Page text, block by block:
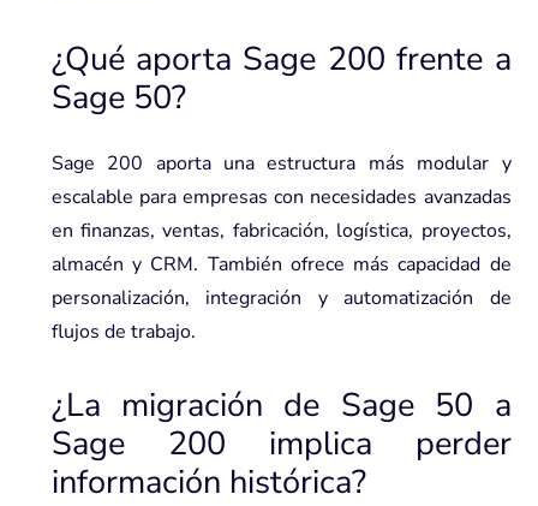
¿Qué aporta Sage 200 frente a
Sage 50?
Sage 200 aporta una estructura más modular y
escalable para empresas con necesidades avanzadas
en finanzas, ventas, fabricación, logística, proyectos,
almacén y CRM. También ofrece más capacidad de
personalización, integración y automatización de
flujos de trabajo.
¿La migración de Sage 50 a
Sage 200 implica perder
información histórica?